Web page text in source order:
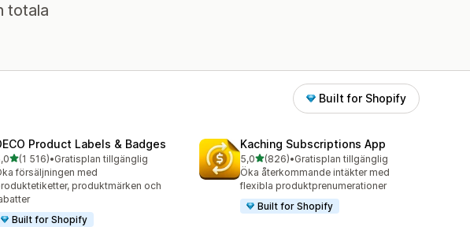
totala
Built for Shopify
Product Labels & Badges
av 5 stjärnor
(1 516)
recensioner totalt
•Gratisplan tillgänglig
försäljningen med
produktmärken och
Built for Shopify
Kaching Subscriptions App
5,0av 5 stjärnor
(826)
826 recensioner totalt
•Gratisplan tillgänglig
Öka återkommande intäkter med
flexibla produktprenumerationer
Built for Shopify